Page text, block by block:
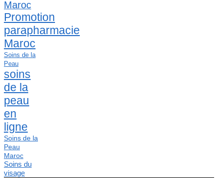
Maroc
Promotion
parapharmacie
Maroc
Soins de la
Peau
soins
de la
peau
en
ligne
Soins de la
Peau
Maroc
Soins du
visage